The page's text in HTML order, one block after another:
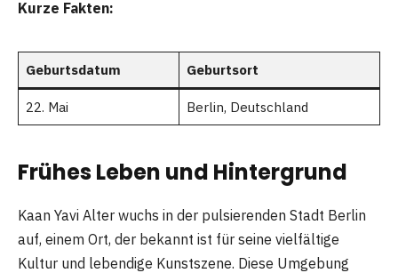
Kurze Fakten:
Geburtsdatum Geburtsort
22. Mai Berlin, Deutschland
Frühes Leben und Hintergrund
Kaan Yavi Alter wuchs in der pulsierenden Stadt Berlin
auf, einem Ort, der bekannt ist für seine vielfältige
Kultur und lebendige Kunstszene. Diese Umgebung